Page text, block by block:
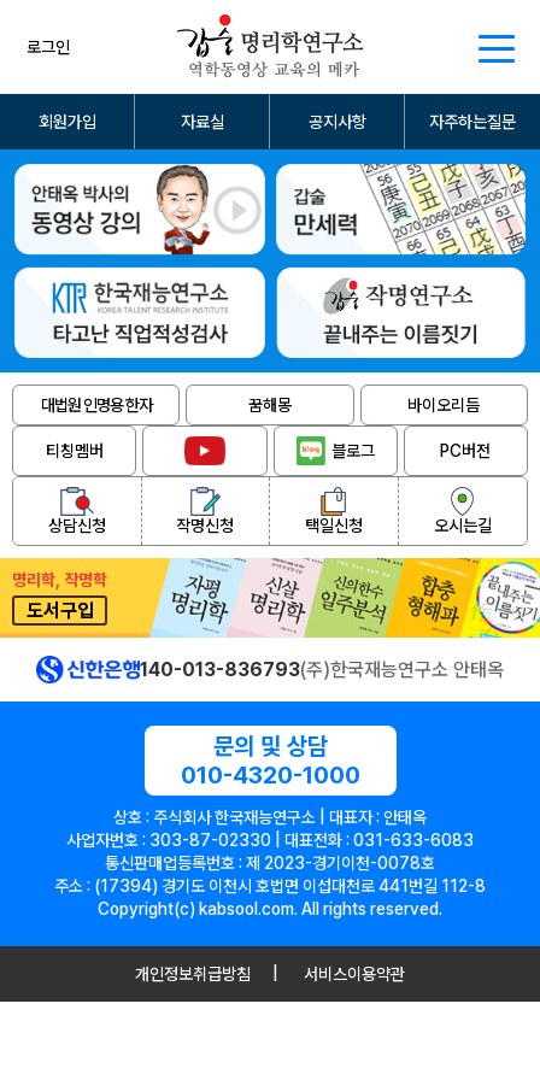
로그인
회원가입 자료실 공지사항 자주하는질문
대법원 인명용 한자 꿈해몽 바이오리듬
티칭멤버 블로그 PC버전
상담신청 작명신청 택일신청 오시는길
명리학, 작명학
도서구입
140-013-836793(주)한국재능연구소 안태옥
문의 및 상담
010-4320-1000
상호 : 주식회사 한국재능연구소 | 대표자 : 안태옥
사업자번호 : 303-87-02330 | 대표전화 : 031-633-6083
통신판매업등록번호 : 제 2023-경기이천-0078호
주소 : (17394) 경기도 이천시 호법면 이섭대천로 441번길 112-8
Copyright(c) kabsool.com. All rights reserved.
개인정보취급방침 서비스이용약관